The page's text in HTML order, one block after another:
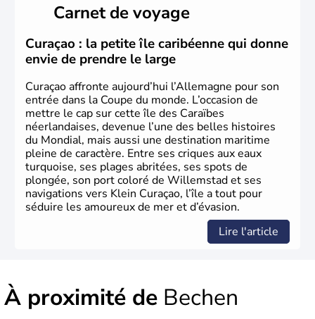
lesquelles bénéficient d'une grande autonomie. Le pays
peut se targuer de grands noms qu'il a vu naître dans tous
les domaines, des arts à la politique en passant par la
philosophie. Hertz, Gutenberg, Heidegger, Thomas Mann,
Herman Hesse ou bien Hegel en font partie.
Carnet de voyage
Curaçao : la petite île caribéenne qui donne
envie de prendre le large
Curaçao affronte aujourd’hui l’Allemagne pour son
entrée dans la Coupe du monde. L’occasion de
mettre le cap sur cette île des Caraïbes
néerlandaises, devenue l’une des belles histoires
du Mondial, mais aussi une destination maritime
pleine de caractère. Entre ses criques aux eaux
turquoise, ses plages abritées, ses spots de
plongée, son port coloré de Willemstad et ses
navigations vers Klein Curaçao, l’île a tout pour
séduire les amoureux de mer et d’évasion.
Lire l'article
À proximité de Bechen